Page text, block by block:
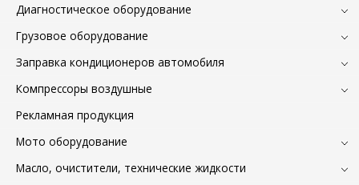
Диагностическое оборудование
Грузовое оборудование
Заправка кондиционеров автомобиля
Компрессоры воздушные
Рекламная продукция
Мото оборудование
Масло, очистители, технические жидкости